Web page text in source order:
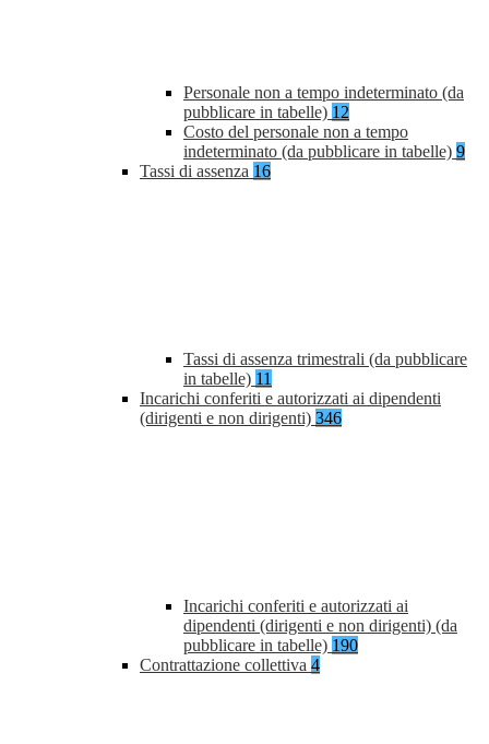
Personale non a tempo indeterminato (da
pubblicare in tabelle) 12
Costo del personale non a tempo
indeterminato (da pubblicare in tabelle) 9
Tassi di assenza 16
Tassi di assenza trimestrali (da pubblicare
in tabelle) 11
Incarichi conferiti e autorizzati ai dipendenti
(dirigenti e non dirigenti) 346
Incarichi conferiti e autorizzati ai
dipendenti (dirigenti e non dirigenti) (da
pubblicare in tabelle) 190
Contrattazione collettiva 4